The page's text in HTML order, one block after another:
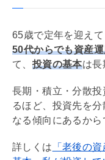
65歳で定年を迎え
50代からでも資産
て、 投資の基本は長
長期・積立・分散
るほど、投資先を
なる傾向にあるから
詳しくは 「老後の